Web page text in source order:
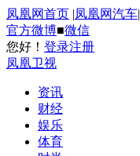
凤凰网首页 |凤凰网汽车|
官方微博■微信
您好！ 登录注册
凤凰卫视
资讯
财经
娱乐
体育